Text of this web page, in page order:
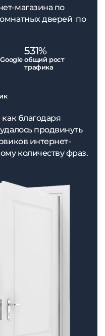
магазина по
дверей по
531%
общий рост
трафика
благодаря
продвинуть
интернет-
количеству фраз.